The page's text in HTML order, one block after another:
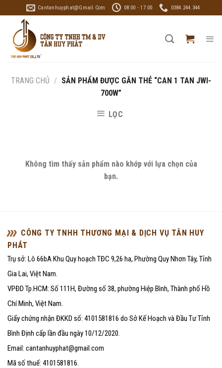
to
content
Cantanhuyphat@gmail.com 08:00 - 17:00 0384.244.344
TRANG CHỦ / SẢN PHẨM ĐƯỢC GẮN THẺ “CAN 1 TAN JWI-
700W”
LỌC
Không tìm thấy sản phẩm nào khớp với lựa chọn của
bạn.
CÔNG TY TNHH THƯƠNG MẠI & DỊCH VỤ TÂN HUY
PHÁT
Trụ sở: Lô 66bA Khu Quy hoạch TĐC 9,26 ha, Phường Quy Nhơn Tây, Tỉnh
Gia Lai, Việt Nam.
VPĐD Tp.HCM: Số 111H, Đường số 38, phường Hiệp Bình, Thành phố Hồ
Chí Minh, Việt Nam.
Giấy chứng nhận ĐKKD số: 4101581816 do Sở Kế Hoạch và Đầu Tư Tỉnh
Bình Định cấp lần đầu ngày 10/12/2020.
Email: cantanhuyphat@gmail.com
Mã số thuế: 4101581816.